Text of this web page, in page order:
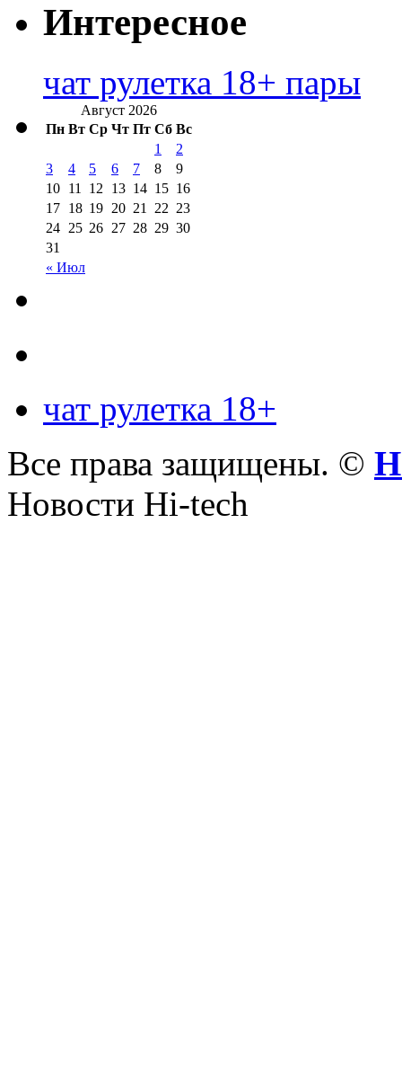
Интересное
чат рулетка 18+ пары
Август 2026
Пн Вт Ср Чт Пт Сб Вс
« Июл
1
2
3
4 5 6 7 8
9
10 11 12 13 14 15 16
17 18 19 20 21 22 23
24 25 26 27 28 29 30
31
чат рулетка 18+
Все права защищены. ©
Новости Hi-tech